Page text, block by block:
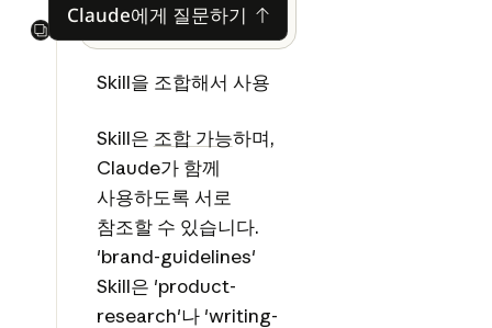
Next
Claude에게 질문하기Claude에게 질문하기
Skill을 조합해서 사용
Skill은 조합 가능하며,
Claude가 함께
사용하도록 서로
참조할 수 있습니다.
'brand-guidelines'
Skill은 'product-
research'나 'writing-